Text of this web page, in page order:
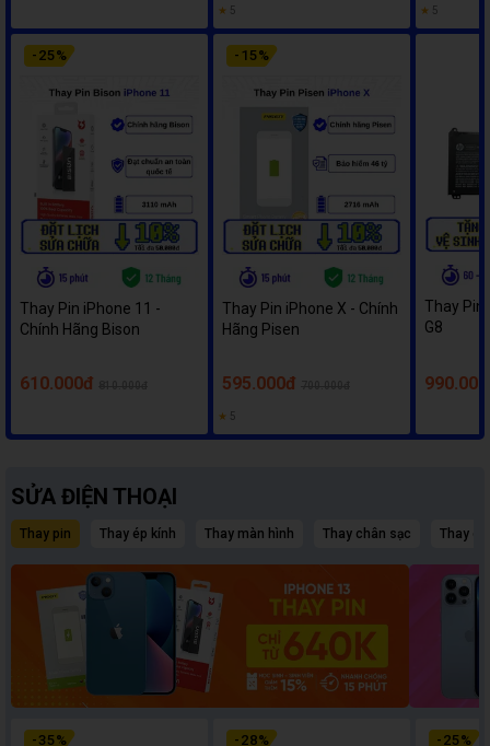
- 25%
Thay Pin iPhone 11 -
Chính Hãng Bison
610.000đ
★ 5
- 15%
Thay Pin iPhone X - Chính
Hãng Pisen
595.000đ
★ 5
★ 5
Thay Pin
G8
SỬA ĐIỆN THOẠI
Thay pin Thay ép kính Thay màn hình Thay chân sạc Thay
- 35% - 28% - 25%